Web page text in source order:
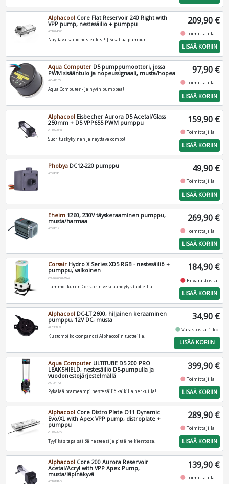
Alphacool Core Flat Reservoir 240 Right with
VPP pump, nestesäiliö + pumppu
AT1024003
Näyttävä säiliö nesteillesi! | Sisältää pumpun
209,90 €
fiber_manual_recordToimittajilla
LISÄÄ KORIIN
Aqua Computer D5 pumppumoottori, jossa
PWM sisääntulo ja nopeussignaali, musta/hopea
AC-41105
Aqua Computer - ja hyvin pumppaa!
97,90 €
fiber_manual_recordToimittajilla
LISÄÄ KORIIN
Alphacool Eisbecher Aurora D5 Acetal/Glass
250mm + D5 VPP655 PWM pumppu
AT1023568
Suorituskykyinen ja näyttävä combo!
159,90 €
fiber_manual_recordToimittajilla
LISÄÄ KORIIN
Phobya DC12-220 pumppu
AT49095 49,90 €
fiber_manual_recordToimittajilla
LISÄÄ KORIIN
Eheim 1260, 230V täyskeraaminen pumppu,
musta/harmaa
AT49014
269,90 €
fiber_manual_recordToimittajilla
LISÄÄ KORIIN
Corsair Hydro X Series XD5 RGB - nestesäiliö +
pumppu, valkoinen
CX-9040007-WW
Lämmöt kuriin Corsairin vesijäähdytys tuotteilla!
184,90 €
fiber_manual_record Ei varastossa
LISÄÄ KORIIN
Alphacool DC-LT 2600, hiljainen keraaminen
pumppu, 12V DC, musta
ALC13289
Kustomoi kokoonpanosi Alphacoolin tuotteilla!
34,90 €
fiber_manual_recordVarastossa 1 kpl
LISÄÄ KORIIN
Aqua Computer ULTITUBE D5 200 PRO
LEAKSHIELD, nestesäiliö D5-pumpulla ja
vuodonestojärjestelmällä
AC-34142
Pykälää prameampi nestesäiliö kaikilla herkuilla!
399,90 €
fiber_manual_recordToimittajilla
LISÄÄ KORIIN
Alphacool Core Distro Plate O11 Dynamic
Evo/XL with Apex VPP pump, distroplate +
pumppu
AT1023977
Tyylikäs tapa säilöä nesteesi ja pitää ne kierrossa!
289,90 €
fiber_manual_recordToimittajilla
LISÄÄ KORIIN
Alphacool Core 200 Aurora Reservoir
Acetal/Acryl with VPP Apex Pump,
musta/läpinäkyvä
AT1019164
139,90 €
fiber_manual_recordToimittajilla